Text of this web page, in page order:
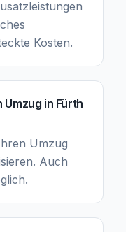
Kosten.
in Fürth
Umzug
Auch